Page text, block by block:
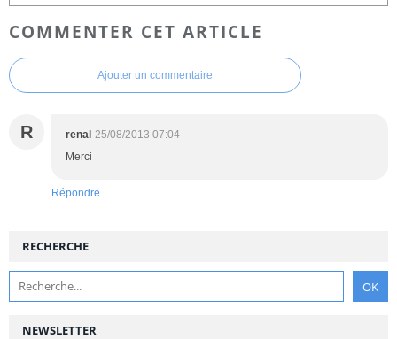
COMMENTER CET ARTICLE
Ajouter un commentaire
R renal 25/08/2013 07:04
Merci
Répondre
NEWSLETTER
RECHERCHE